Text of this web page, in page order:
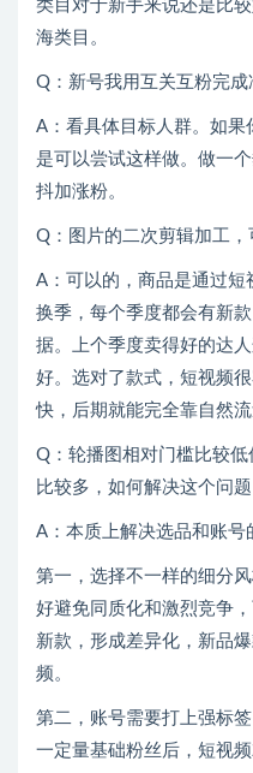
类目对于新手来说还是比
海类目。
Q：新号我用互关互粉完成
A：看具体目标人群。如果
是可以尝试这样做。做一
抖加涨粉。
Q：图片的二次剪辑加工，
A：可以的，商品是通过
换季，每个季度都会有新
据。上个季度卖得好的达
好。选对了款式，短视频
快，后期就能完全靠自然流
Q：轮播图相对门槛比较
比较多，如何解决这个问题
A：本质上解决选品和账号
第一，选择不一样的细分
好避免同质化和激烈竞争
新款，形成差异化，新品
频。
第二，账号需要打上强标
一定量基础粉丝后，短视